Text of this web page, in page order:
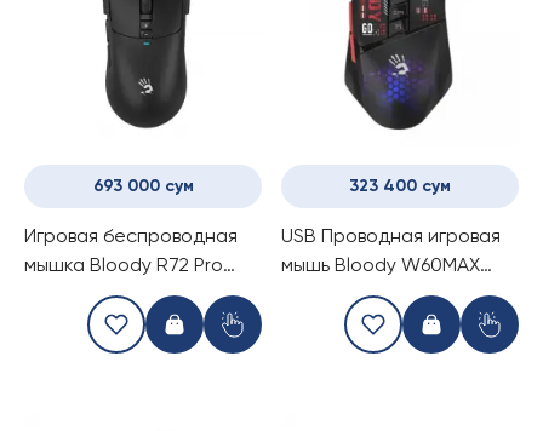
693 000 сум
Игровая беспроводная
мышка Bloody R72 Pro
Duo Black
323 400 сум
USB Проводная игровая
мышь Bloody W60MAX
HoneyComb